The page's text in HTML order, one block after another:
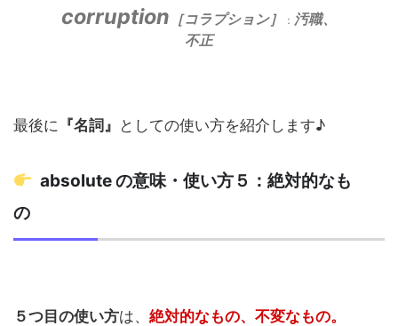
corruption ［コラプション］ ： 汚職、
不正
最後に 『名詞』 としての使い方を紹介します♪
absolute の意味・使い方５：絶対的なも
の
５つ目の使い方は、 絶対的なもの、不変なもの。